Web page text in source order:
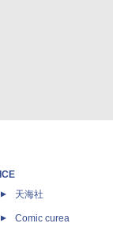
ICE
天海社
Comic curea